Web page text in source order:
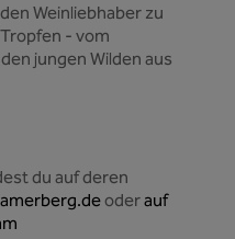
Weinliebhaber zu
- vom
jungen Wilden aus
du auf deren
oderauf